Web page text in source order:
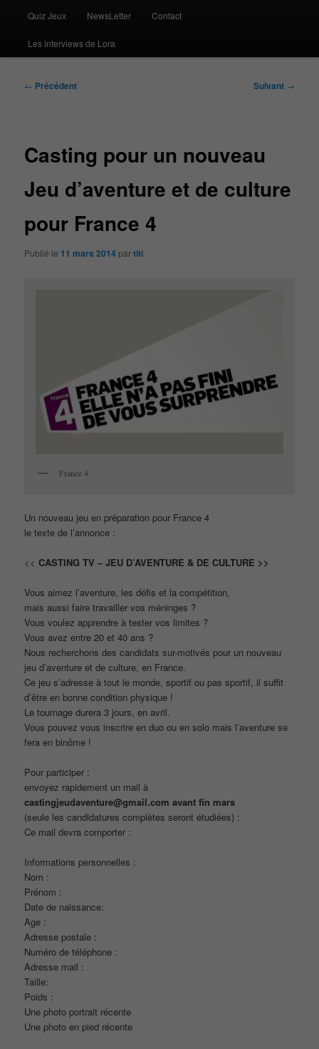
Quiz Jeux NewsLetter Contact
Les interviews de Lora
Navigation
← Précédent Suivant →
Casting pour un nouveau
Jeu d’aventure et de culture
pour France 4
Publié le 11 mars 2014 partiti
France 4
Un nouveau jeu en préparation pour France 4
le texte de l’annonce :
<<CASTING TV – JEU D’AVENTURE & DE CULTURE >>
Vous aimez l’aventure, les défis et la compétition,
mais aussi faire travailler vos méninges ?
Vous voulez apprendre à tester vos limites ?
Vous avez entre 20 et 40 ans ?
Nous recherchons des candidats sur-motivés pour un nouveau
jeu d’aventure et de culture, en France.
Ce jeu s’adresse à tout le monde, sportif ou pas sportif, il suffit
d’être en bonne condition physique !
Le tournage durera 3 jours, en avril.
Vous pouvez vous inscrire en duo ou en solo mais l’aventure se
fera en binôme !
Pour participer :
envoyez rapidement un mail à
castingjeudaventure@gmail.com avant fin mars
(seule les candidatures complètes seront étudiées) :
Ce mail devra comporter :
Informations personnelles :
Nom :
Prénom :
Date de naissance:
Age :
Adresse postale :
Numéro de téléphone :
Adresse mail :
Taille:
Poids :
Une photo portrait récente
Une photo en pied récente